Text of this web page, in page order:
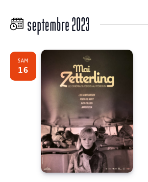
une
date. septembre 2023
SAM
16